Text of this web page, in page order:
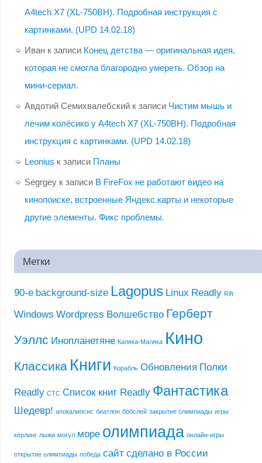
A4tech X7 (XL-750BH). Подробная инструкция с
картинками. (UPD 14.02.18)
Иванк записи Конец детства — оригинальная идея,
которая не смогла благородно умереть. Обзор на
мини-сериал.
Авдотий Семихвалебскийк записи Чистим мышь и
лечим колёсико у A4tech X7 (XL-750BH). Подробная
инструкция с картинками. (UPD 14.02.18)
Leonius к записи Планы
Segrgeyк записи В FireFox не работают видео на
кинопоиске, встроенные Яндекс.карты и некоторые
другие элементы. Фикс проблемы.
Метки
90-е background-size Lagopus Linux Readly Rift
Windows Wordpress Волшебство Герберт
Уэллс Инопланетяне Каляка-Маляка Кино
Классика Книги Корабль Обновления Полки
Readly СТС Список книг Readly Фантастика
Шедевр! апокалипсис биатлон бобслей закрытие олимпиады игры
кёрлинг лыжи могул море олимпиада онлайн-игры
открытие олимпиады победа сайт сделано в России